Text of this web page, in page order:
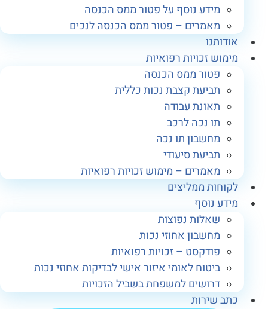
מידע נוסף על פטור ממס הכנסה
מאמרים – פטור ממס הכנסה לנכים
זכויות רפואיות
פטור ממס הכנסה
תביעת קצבת נכות כללית
תאונת עבודה
תו נכה לרכב
מחשבון תו נכה
תביעת סיעודי
מאמרים – מימוש זכויות רפואיות
ממליצים
נוסף
שאלות נפוצות
מחשבון אחוזי נכות
פודקסט – זכויות רפואיות
ביטוח לאומי איזור אישי לבדיקות אחוזי נכות
דרושים למשפחת בשביל הזכויות
שירות